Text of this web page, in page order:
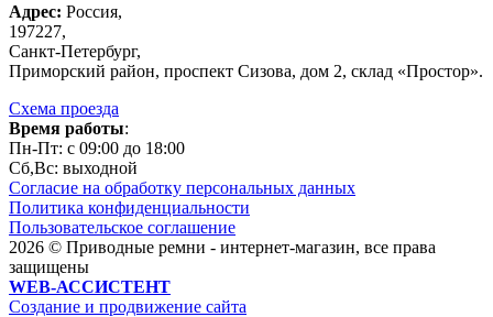
Адрес: Россия,
197227,
Санкт-Петербург,
Приморский район, проспект Сизова, дом 2, склад «Простор».
Схема проезда
Время работы:
Пн-Пт: c 09:00 до 18:00
Сб,Вc: выходной
Согласие на обработку персональных данных
Политика конфиденциальности
Пользовательское соглашение
2026 © Приводные ремни - интернет-магазин, все права
защищены
WEB-АССИСТЕНТ
Создание и продвижение сайта